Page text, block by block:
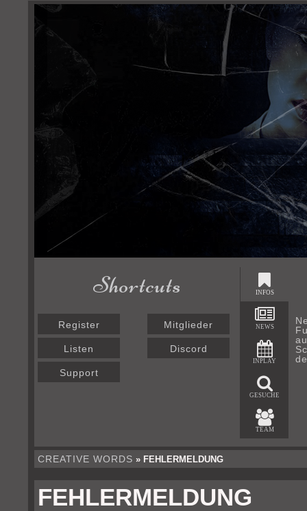
Shortcuts
Register Mitglieder
Listen Discord
Support
INFOS
NEWS
INPLAY
GESUCHE
TEAM
CREATIVE WORDS » FEHLERMELDUNG
FEHLERMELDUNG